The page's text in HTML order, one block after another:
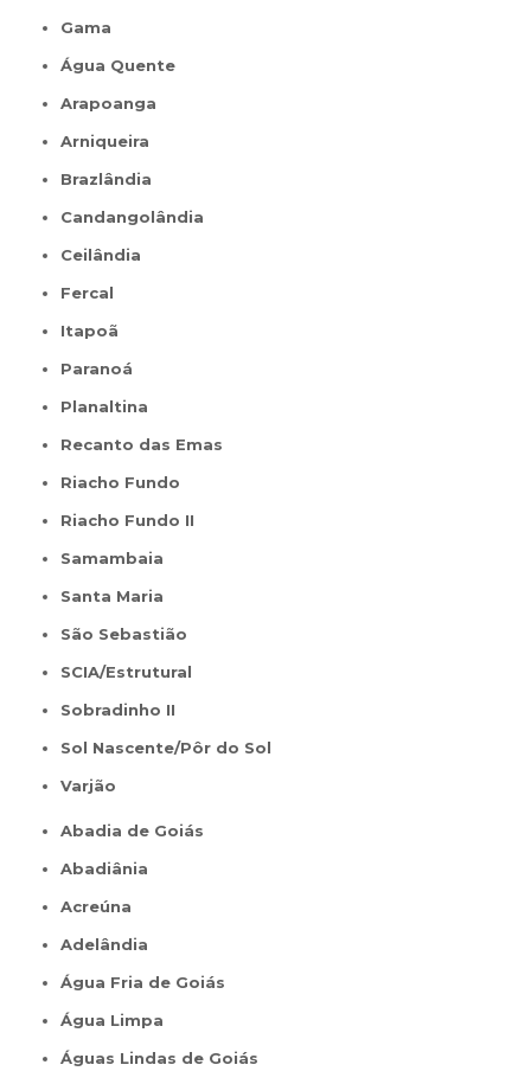
Gama
Água Quente
Arapoanga
Arniqueira
Brazlândia
Candangolândia
Ceilândia
Fercal
Itapoã
Paranoá
Planaltina
Recanto das Emas
Riacho Fundo
Riacho Fundo II
Samambaia
Santa Maria
São Sebastião
SCIA/Estrutural
Sobradinho II
Sol Nascente/Pôr do Sol
Varjão
Abadia de Goiás
Abadiânia
Acreúna
Adelândia
Água Fria de Goiás
Água Limpa
Águas Lindas de Goiás